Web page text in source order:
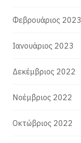
Φεβρουάριος 2023
Ιανουάριος 2023
Δεκέμβριος 2022
Νοέμβριος 2022
Οκτώβριος 2022